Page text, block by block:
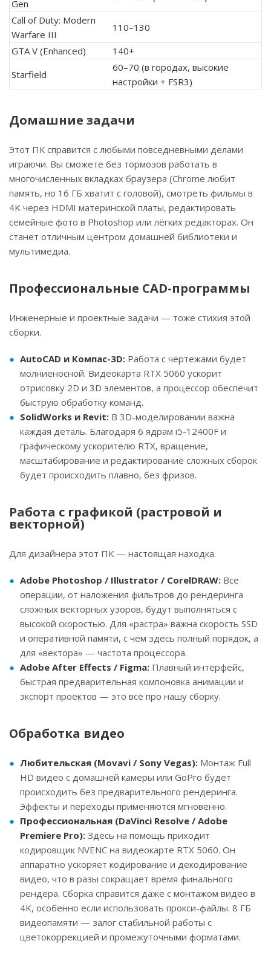
Gen
Call of Duty: Modern
Warfare III
110–130
GTA V (Enhanced)
140+
Starfield
60–70 (в городах, высокие
настройки + FSR3)
Домашние задачи
Этот ПК справится с любыми повседневными делами
играючи. Вы сможете без тормозов работать в
многочисленных вкладках браузера (Chrome любит
память, но 16 ГБ хватит с головой), смотреть фильмы в
4K через HDMI материнской платы, редактировать
семейные фото в Photoshop или лёгких редакторах. Он
станет отличным центром домашней библиотеки и
мультимедиа.
Профессиональные CAD-программы
Инженерные и проектные задачи — тоже стихия этой
сборки.
AutoCAD и Компас-3D: Работа с чертежами будет
молниеносной. Видеокарта RTX 5060 ускорит
отрисовку 2D и 3D элементов, а процессор обеспечит
быструю обработку команд.
SolidWorks и Revit: В 3D-моделировании важна
каждая деталь. Благодаря 6 ядрам i5-12400F и
графическому ускорителю RTX, вращение,
масштабирование и редактирование сложных сборок
будет происходить плавно, без фризов.
Работа с графикой (растровой и
векторной)
Для дизайнера этот ПК — настоящая находка.
Adobe Photoshop / Illustrator / CorelDRAW: Все
операции, от наложения фильтров до рендеринга
сложных векторных узоров, будут выполняться с
высокой скоростью. Для «растра» важна скорость SSD
и оперативной памяти, с чем здесь полный порядок, а
для «вектора» — частота процессора.
Adobe After Effects / Figma: Плавный интерфейс,
быстрая предварительная компоновка анимации и
экспорт проектов — это всё про нашу сборку.
Обработка видео
Любительская (Movavi / Sony Vegas): Монтаж Full
HD видео с домашней камеры или GoPro будет
происходить без предварительного рендеринга.
Эффекты и переходы применяются мгновенно.
Профессиональная (DaVinci Resolve / Adobe
Premiere Pro): Здесь на помощь приходит
кодировщик NVENC на видеокарте RTX 5060. Он
аппаратно ускоряет кодирование и декодирование
видео, что в разы сокращает время финального
рендера. Сборка справится даже с монтажом видео в
4K, особенно если использовать прокси-файлы. 8 ГБ
видеопамяти — залог стабильной работы с
цветокоррекцией и промежуточными форматами.